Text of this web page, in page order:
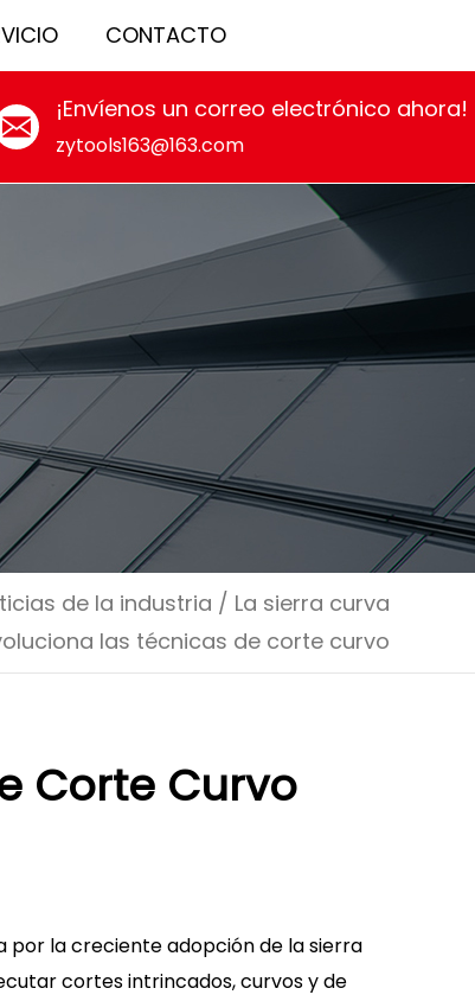
CONTACTO
¡Envíenos un correo electrónico ahora!
zytools163@163.com
de la industria / La sierra curva
las técnicas de corte curvo
Corte Curvo
por la creciente adopción de lasierra
cortes intrincados, curvos y de